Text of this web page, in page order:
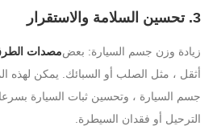
3. تحسين السلامة والاستقرار
زيادة وزن جسم السيارة: بعضمصدات
أثقل ، مثل الصلب أو السبائك. يمكن لهذه
جسم السيارة ، وتحسين ثبات السيارة
الترحيل أو فقدان السيطرة.